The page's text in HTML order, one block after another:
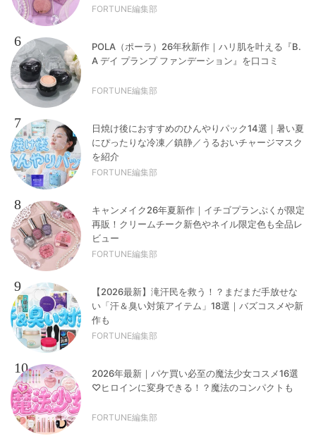
FORTUNE編集部
6
POLA（ポーラ）26年秋新作｜ハリ肌を叶える『B.
A デイ プランプ ファンデーション』を口コミ
FORTUNE編集部
7
日焼け後におすすめのひんやりパック14選｜暑い夏
にぴったりな冷凍／鎮静／うるおいチャージマスク
を紹介
FORTUNE編集部
8
キャンメイク26年夏新作｜イチゴプランぷくが限定
再販！クリームチーク新色やネイル限定色も全品レ
ビュー
FORTUNE編集部
9
【2026最新】滝汗民を救う！？まだまだ手放せな
い「汗＆臭い対策アイテム」18選｜バズコスメや新
作も
FORTUNE編集部
10
2026年最新｜パケ買い必至の魔法少女コスメ16選
♡ヒロインに変身できる！？魔法のコンパクトも
FORTUNE編集部